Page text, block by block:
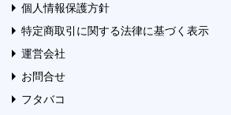
個人情報保護方針
特定商取引に関する法律に基づく表示
運営会社
お問合せ
フタバコ